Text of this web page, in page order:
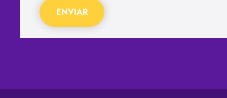
ENVIAR